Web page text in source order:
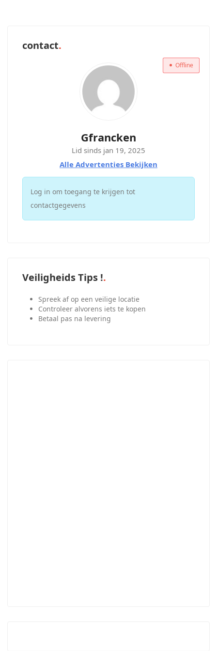
contact
Offline
Gfrancken
Lid sinds jan 19, 2025
Alle Advertenties Bekijken
Log in om toegang te krijgen tot
contactgegevens
Veiligheids Tips !
Spreek af op een veilige locatie
Controleer alvorens iets te kopen
Betaal pas na levering